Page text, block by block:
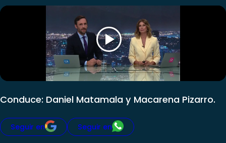
Conduce: Daniel Matamala y Macarena Pizarro.
Seguir en Seguir en